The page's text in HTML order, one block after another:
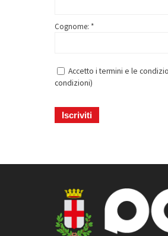
Cognome: *
Accetto i termini e le
condizioni)